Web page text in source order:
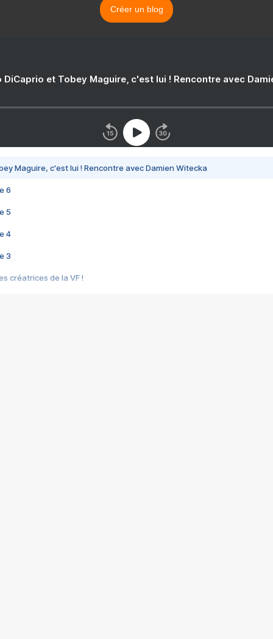
Créer un blog
DiCaprio et Tobey Maguire, c'est lui ! Rencontre avec
Maguire, c'est lui ! Rencontre avec Damien Witecka
6
5
4
3
créatrices de la VF !